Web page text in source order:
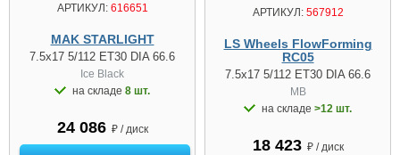
АРТИКУЛ:616651
MAK STARLIGHT
7.5x17 5/112 ET30 DIA 66.6
Ice Black
на складе 8 шт.
24 086 ₽ / диск
АРТИКУЛ:567912
LS Wheels FlowForming
RC05
7.5x17 5/112 ET30 DIA 66.6
MB
на складе >12 шт.
18 423 ₽ / диск